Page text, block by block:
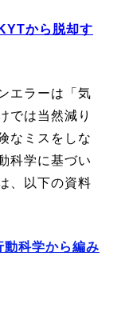
から脱却す
エラーは「気
では当然減り
なミスをしな
科学に基づい
、以下の資料
科学から編み